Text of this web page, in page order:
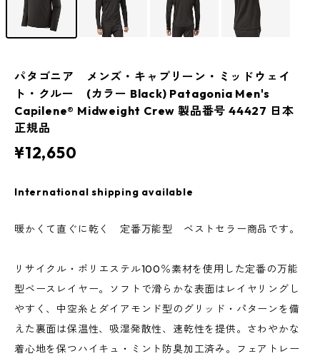
パタゴニア メンズ・キャプリーン・ミッドウェイ
ト・クルー (カラー Black) Patagonia Men's
Capilene® Midweight Crew 製品番号 44427 日本
正規品
¥12,650
International shipping available
暖かくて直ぐに乾く 定番万能型 ベストセラー商品です。
リサイクル・ポリエステル100％素材を使用した定番の万能
型ベースレイヤー。ソフトで滑らかな表面はレイヤリングし
やすく、中空糸とダイアモンド型のグリッド・パターンを備
えた裏面は保温性、吸湿発散性、速乾性を提供。さわやかな
着心地を保つハイキュ・ミント防臭加工済み。フェアトレー